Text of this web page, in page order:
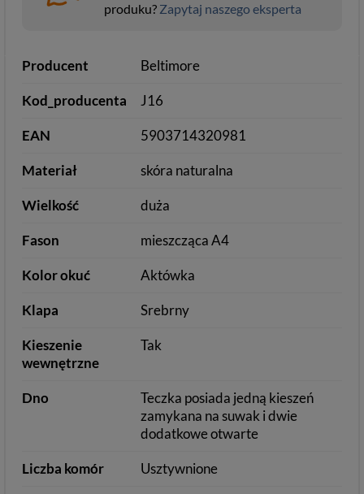
produku? Zapytaj naszego eksperta
Producent Beltimore
Kod_producenta J16
EAN 5903714320981
Materiał skóra naturalna
Wielkość duża
Fason mieszcząca A4
Kolor okuć Aktówka
Klapa Srebrny
Kieszenie
wewnętrzne
Tak
Dno
Teczka posiada jedną kieszeń
zamykana na suwak i dwie
dodatkowe otwarte
Liczba komór Usztywnione